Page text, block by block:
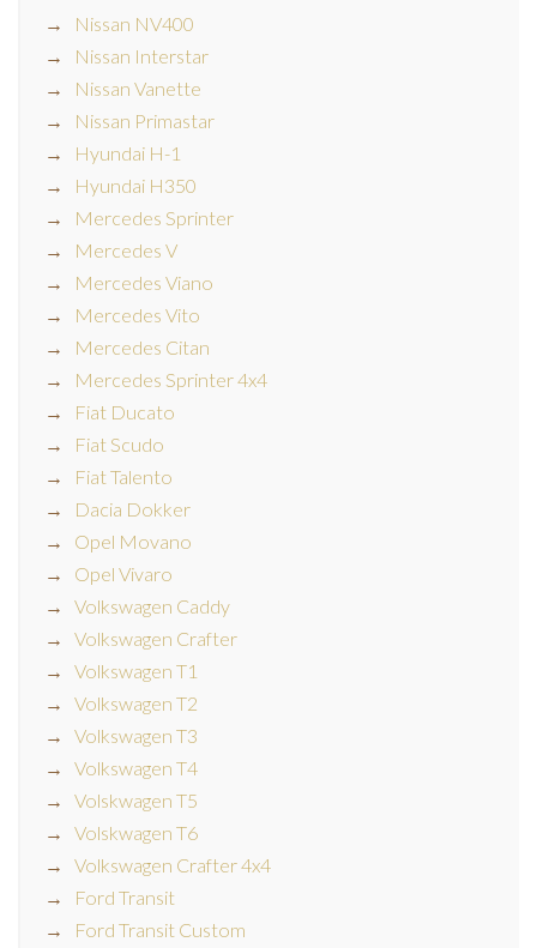
Nissan NV400
Nissan Interstar
Nissan Vanette
Nissan Primastar
Hyundai H-1
Hyundai H350
Mercedes Sprinter
Mercedes V
Mercedes Viano
Mercedes Vito
Mercedes Citan
Mercedes Sprinter 4x4
Fiat Ducato
Fiat Scudo
Fiat Talento
Dacia Dokker
Opel Movano
Opel Vivaro
Volkswagen Caddy
Volkswagen Crafter
Volkswagen T1
Volkswagen T2
Volkswagen T3
Volkswagen T4
Volskwagen T5
Volskwagen T6
Volkswagen Crafter 4x4
Ford Transit
Ford Transit Custom